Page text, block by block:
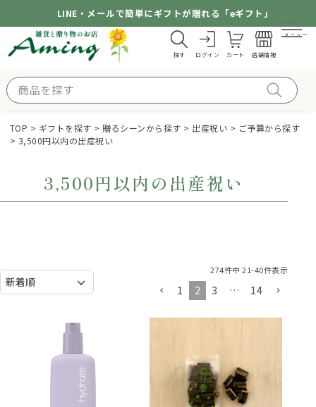
LINE・メールで簡単にギフトが贈れる「eギフト」
探す ログイン カート 店舗情報
メニュー
TOP ギフトを探す 贈るシーンから探す 出産祝い
ご予算から探す
3,500円以内の出産祝い
3,500円以内の出産祝い
274件中 21-40件表示
1 2 3 … 14